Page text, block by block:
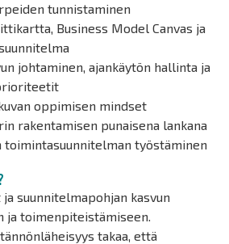
tunnistaminen
Business Model Canvas ja
johtaminen, ajankäytön hallinta ja
oppimisen mindset
rakentamisen punaisena lankana
toimintasuunnitelman työstäminen
suunnitelmapohjan kasvun
ja toimenpiteistämiseen.
takaa, että